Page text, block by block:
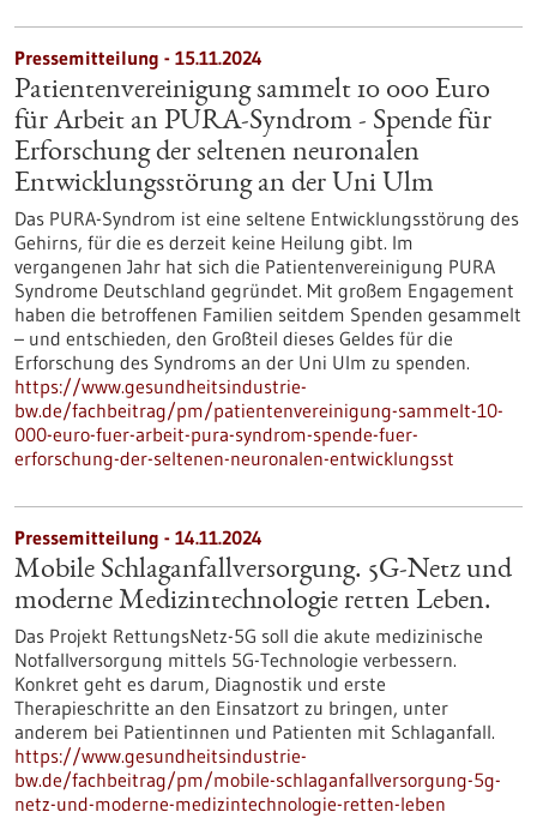
Pressemitteilung - 15.11.2024
Patientenvereinigung sammelt 10 000 Euro
für Arbeit an PURA-Syndrom - Spende für
Erforschung der seltenen neuronalen
Entwicklungsstörung an der Uni Ulm
Das PURA-Syndrom ist eine seltene Entwicklungsstörung des
Gehirns, für die es derzeit keine Heilung gibt. Im
vergangenen Jahr hat sich die Patientenvereinigung PURA
Syndrome Deutschland gegründet. Mit großem Engagement
haben die betroffenen Familien seitdem Spenden gesammelt
– und entschieden, den Großteil dieses Geldes für die
Erforschung des Syndroms an der Uni Ulm zu spenden.
https://www.gesundheitsindustrie-
bw.de/fachbeitrag/pm/patientenvereinigung-sammelt-10-
000-euro-fuer-arbeit-pura-syndrom-spende-fuer-
erforschung-der-seltenen-neuronalen-entwicklungsst
Pressemitteilung - 14.11.2024
Mobile Schlaganfallversorgung. 5G-Netz und
moderne Medizintechnologie retten Leben.
Das Projekt RettungsNetz-5G soll die akute medizinische
Notfallversorgung mittels 5G-Technologie verbessern.
Konkret geht es darum, Diagnostik und erste
Therapieschritte an den Einsatzort zu bringen, unter
anderem bei Patientinnen und Patienten mit Schlaganfall.
https://www.gesundheitsindustrie-
bw.de/fachbeitrag/pm/mobile-schlaganfallversorgung-5g-
netz-und-moderne-medizintechnologie-retten-leben